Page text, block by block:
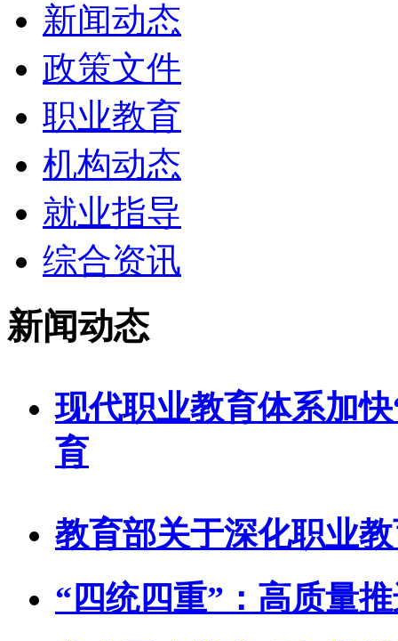
新闻动态
政策文件
职业教育
机构动态
就业指导
综合资讯
新闻动态
现代职业教育体系加
育
教育部关于深化职业
“四统四重”：高质量